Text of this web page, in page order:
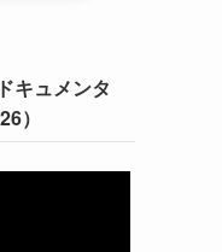
キュメンタ
）